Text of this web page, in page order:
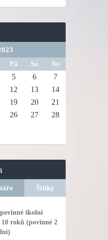
Pá So Ne
5 6
7
12 13
14
19 20
21
26 27
28
Štítky
školní
10 roků (povinné 2